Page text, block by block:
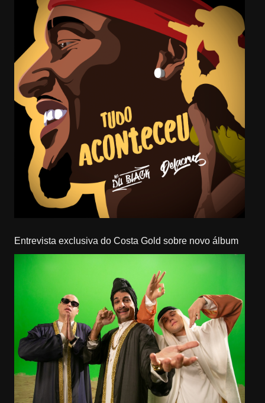
Entrevista exclusiva do Costa Gold sobre novo álbum